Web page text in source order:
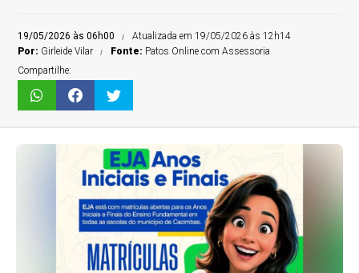
19/05/2026 às 06h00
Atualizada em 19/05/2026 às 12h14
Por: Girleide Vilar Fonte: Patos Online com Assessoria
Compartilhe: